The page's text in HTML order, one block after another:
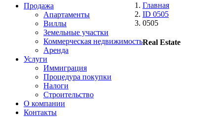
Продажа
Апартаменты
Виллы
Земельные участки
Коммерческая недвижимость
Аренда
Услуги
Иммиграция
Процедура покупки
Налоги
Строительство
О компании
Контакты
Главная
ID 0505
0505
Real Estate